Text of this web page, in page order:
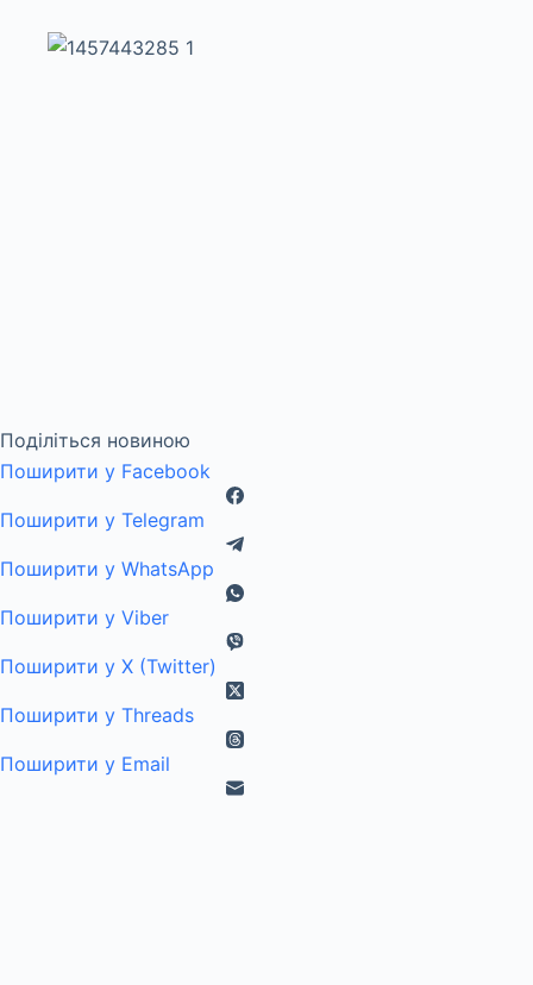
Поділіться новиною
Поширити у Facebook
Поширити у Telegram
Поширити у WhatsApp
Поширити у Viber
Поширити у X (Twitter)
Поширити у Threads
Поширити у Email